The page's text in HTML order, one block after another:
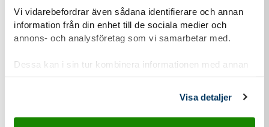
Vi vidarebefordrar även sådana identifierare och annan
information från din enhet till de sociala medier och
annons- och analysföretag som vi samarbetar med.
Dessa kan i sin tur kombinera informationen med annan
information som du har tillhandahållit eller som de har
Visa detaljer
uppleva äventyr tillsammans, växa som individer och
förändra samhället.